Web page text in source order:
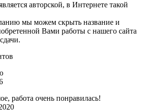
авторской, в Интернете такой
мы можем скрыть название и
Вами работы с нашего сайта
работа очень понравилась!